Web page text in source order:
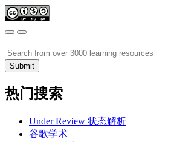
热门搜索
Under Review 状态解析
谷歌学术